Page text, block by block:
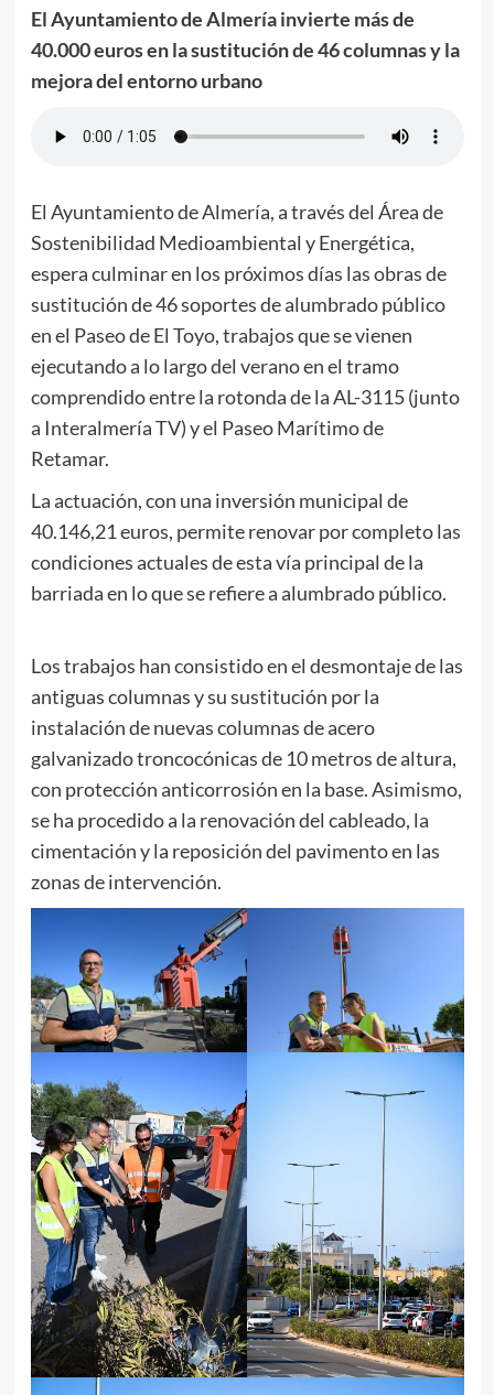
El Ayuntamiento de Almería invierte más de
40.000 euros en la sustitución de 46 columnas y la
mejora del entorno urbano
El Ayuntamiento de Almería, a través del Área de
Sostenibilidad Medioambiental y Energética,
espera culminar en los próximos días las obras de
sustitución de 46 soportes de alumbrado público
en el Paseo de El Toyo, trabajos que se vienen
ejecutando a lo largo del verano en el tramo
comprendido entre la rotonda de la AL-3115 (junto
a Interalmería TV) y el Paseo Marítimo de
Retamar.
La actuación, con una inversión municipal de
40.146,21 euros, permite renovar por completo las
condiciones actuales de esta vía principal de la
barriada en lo que se refiere a alumbrado público.
Los trabajos han consistido en el desmontaje de las
antiguas columnas y su sustitución por la
instalación de nuevas columnas de acero
galvanizado troncocónicas de 10 metros de altura,
con protección anticorrosión en la base. Asimismo,
se ha procedido a la renovación del cableado, la
cimentación y la reposición del pavimento en las
zonas de intervención.